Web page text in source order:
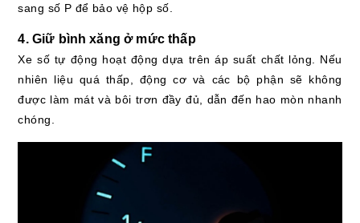
sang số P để bảo vệ hộp số.
4. Giữ bình xăng ở mức thấp
Xe số tự động hoạt động dựa trên áp suất chất lỏng. Nếu
nhiên liệu quá thấp, động cơ và các bộ phận sẽ không
được làm mát và bôi trơn đầy đủ, dẫn đến hao mòn nhanh
chóng.